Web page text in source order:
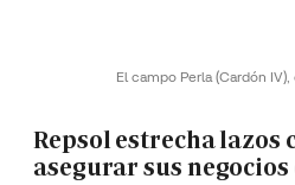
El campo Perla (Cardón
Repsol estrecha lazos
asegurar sus